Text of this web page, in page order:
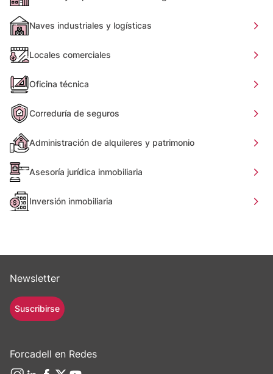
Naves industriales y logísticas
Locales comerciales
Oficina técnica
Correduría de seguros
Administración de alquileres y patrimonio
Asesoría jurídica inmobiliaria
Inversión inmobiliaria
Newsletter
Suscribirse
Forcadell en Redes